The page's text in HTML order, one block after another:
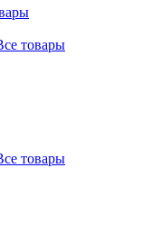
товары
товары